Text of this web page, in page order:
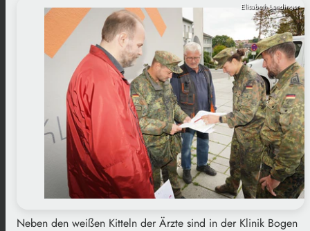
Elisabeth Landinger
Neben den weißen Kitteln der Ärzte sind in der Klinik Bogen